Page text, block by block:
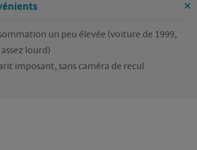
un peu élevée (voiture de 1999,
assez lourd)
imposant, sans caméra de recul